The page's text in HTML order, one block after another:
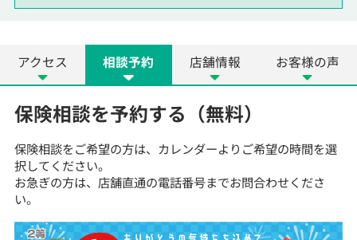
アクセス 相談予約 店舗情報 お客様の声
保険相談を予約する（無料）
保険相談をご希望の方は、カレンダーよりご希望の時間を選
択してください。
お急ぎの方は、店舗直通の電話番号までお問合わせくださ
い。